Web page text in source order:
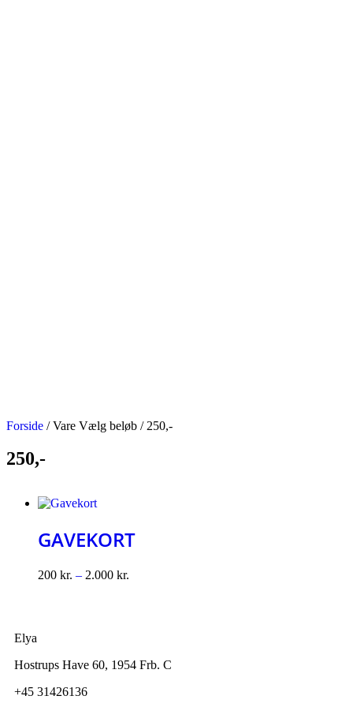
Forside / Vare Vælg beløb / 250,-
250,-
GAVEKORT
200 kr. – 2.000 kr.
Elya
Hostrups Have 60, 1954 Frb. C
+45 31426136